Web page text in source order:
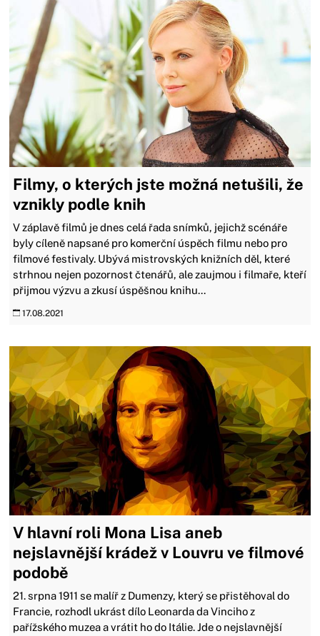
Filmy, o kterých jste možná netušili, že
vznikly podle knih
V záplavě filmů je dnes celá řada snímků, jejichž scénáře
byly cíleně napsané pro komerční úspěch filmu nebo pro
filmové festivaly. Ubývá mistrovských knižních děl, které
strhnou nejen pozornost čtenářů, ale zaujmou i filmaře, kteří
přijmou výzvu a zkusí úspěšnou knihu...
17.08.2021
V hlavní roli Mona Lisa aneb
nejslavnější krádež v Louvru ve filmové
podobě
21. srpna 1911 se malíř z Dumenzy, který se přistěhoval do
Francie, rozhodl ukrást dílo Leonarda da Vinciho z
pařížského muzea a vrátit ho do Itálie. Jde o nejslavnější